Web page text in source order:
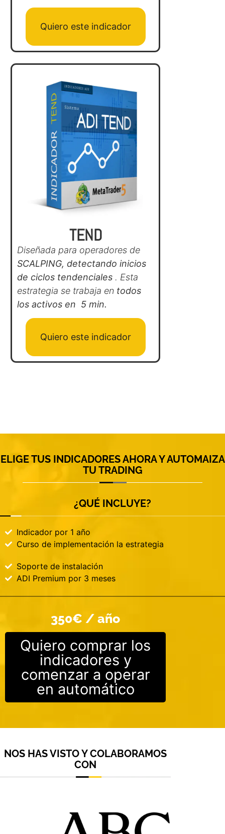
Quiero este indicador
TEND
Diseñada para operadores de
SCALPING, detectando inicios
de ciclos tendenciales . Esta
estrategia se trabaja en todos
los activos en 5 min.
Quiero este indicador
ELIGE TUS INDICADORES AHORA Y AUTOMAIZA
TU TRADING
¿QUÉ INCLUYE?
Indicador por 1 año
Curso de implementación la estrategia
Soporte de instalación
ADI Premium por 3 meses
350€ / año
Quiero comprar los
indicadores y
comenzar a operar
en automático
NOS HAS VISTO Y COLABORAMOS
CON